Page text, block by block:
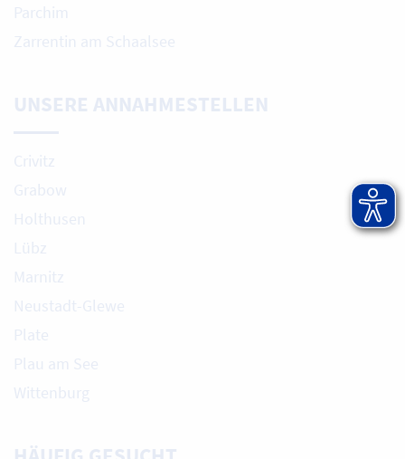
Parchim
Zarrentin am Schaalsee
UNSERE ANNAHMESTELLEN
Crivitz
Grabow
Holthusen
Lübz
Marnitz
Neustadt-Glewe
Plate
Plau am See
Wittenburg